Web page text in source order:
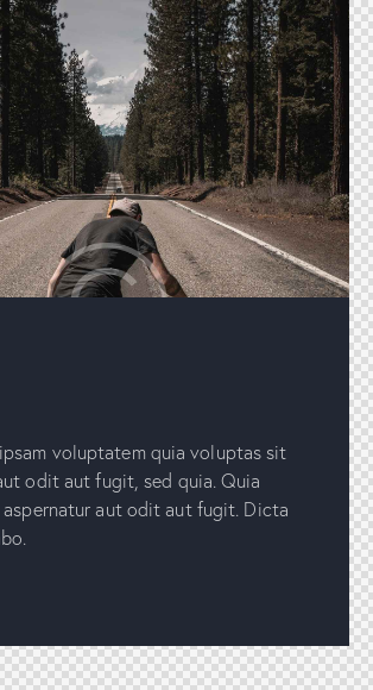
voluptatem quia voluptas sit
odit aut fugit, sed quia. Quia
aut odit aut fugit. Dicta